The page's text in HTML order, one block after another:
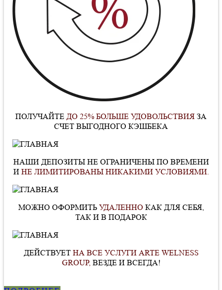
ПОЛУЧАЙТЕ ДО 25% БОЛЬШЕ УДОВОЛЬСТВИЯ ЗА
СЧЕТ ВЫГОДНОГО КЭШБЕКА
НАШИ ДЕПОЗИТЫ НЕ ОГРАНИЧЕНЫ ПО ВРЕМЕНИ
И НЕ ЛИМИТИРОВАНЫ НИКАКИМИ УСЛОВИЯМИ.
МОЖНО ОФОРМИТЬ УДАЛЕННО КАК ДЛЯ СЕБЯ,
ТАК И В ПОДАРОК
ДЕЙСТВУЕТНА ВСЕ УСЛУГИ ARTE WELNESS
GROUP, ВЕЗДЕ И ВСЕГДА!